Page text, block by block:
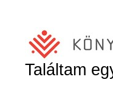
Találtam